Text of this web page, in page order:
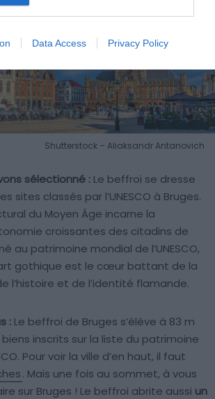
Data Access Privacy Policy
Shutterstock – Aliaksandr Antanovich
sélectionné : Le beffroi se dresse
sites classés par l’UNESCO à Bruges.
du Moyen Âge incarne la
croissantes des citadins de
au patrimoine mondial de l’UNESCO,
gothique est le cœur battant de la
l’histoire et de l’identité flamande.
: Le beffroi de Bruges s’élève à 83 m
inscrits sur la liste du patrimoine
Pour voir la ville d’en haut, il faut
. Mais une fois au sommet, à vous
sur Bruges ! Le beffroi abrite aussi un